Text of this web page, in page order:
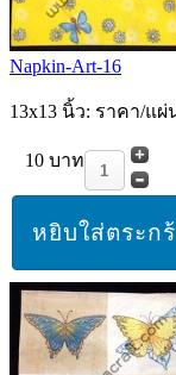
Napkin-Art-16
13x13 นิ้ว: ราคา/แผ่
10 บาท